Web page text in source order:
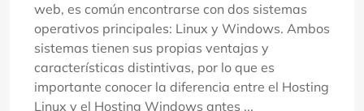
web, es común encontrarse con dos sistemas
operativos principales: Linux y Windows. Ambos
sistemas tienen sus propias ventajas y
características distintivas, por lo que es
importante conocer la diferencia entre el Hosting
Linux y el Hosting Windows antes ...